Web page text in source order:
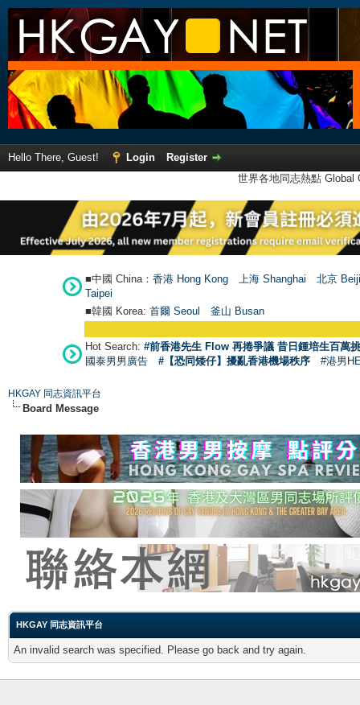
Hello There, Guest! Login
Register
世界各地同志熱點
■中國 China： 香港 Hong Kong 上海 Shanghai
北京
Taipei
■韓國 Korea: 首爾 Seoul 釜山 Busan
Hot Search: #前香港先生 Flow 再捲爭議 昔日鍾培生百萬
國泰男男廣告
#【恐同矮仔】擾亂香港機場秩序 #港男
HKGAY 同志資訊平台
Board Message
HKGAY 同志資訊平台
An invalid search was specified. Please go back and try again.